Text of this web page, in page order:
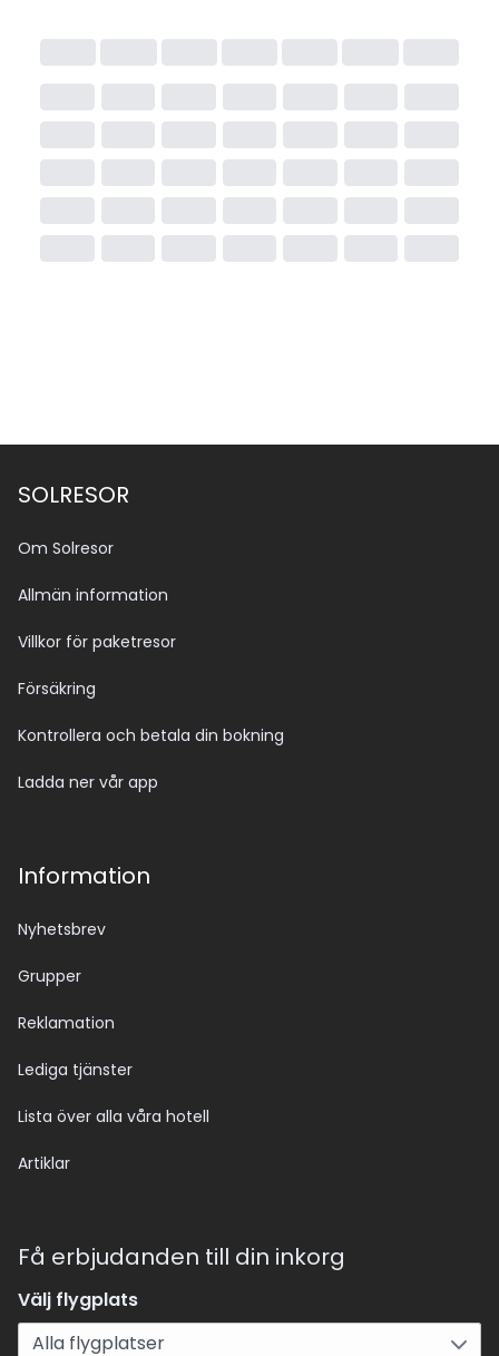
SOLRESOR
Om Solresor
Allmän information
Villkor för paketresor
Försäkring
Kontrollera och betala din bokning
Ladda ner vår app
Information
Nyhetsbrev
Grupper
Reklamation
Lediga tjänster
Lista över alla våra hotell
Artiklar
Få erbjudanden till din inkorg
Välj flygplats